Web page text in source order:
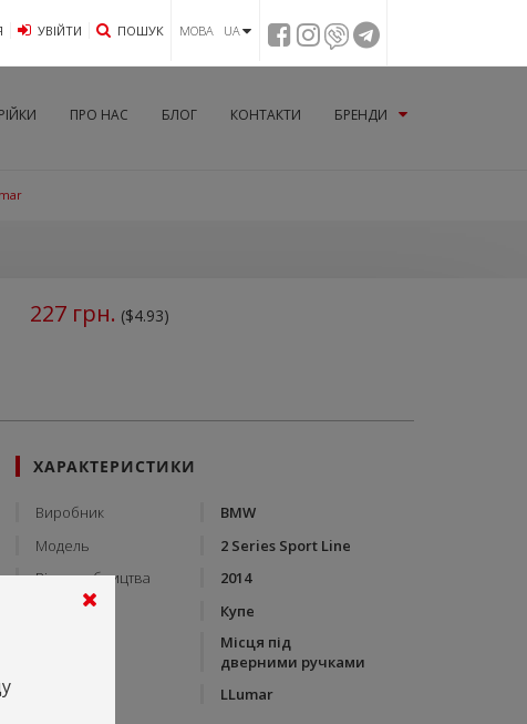
УВIЙТИ ПОШУК МОВА UA
ПРО НАС БЛОГ КОНТАКТИ БРЕНДИ
227грн. ($4.93)
ХАРАКТЕРИСТИКИ
Виробник
BMW
Модель
2 Series Sport Line
Рік виробництва
2014
Тип кузову
Купе
Місця під
дверними ручками
LLumar